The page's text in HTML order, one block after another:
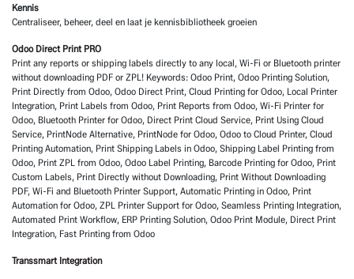
Kennis
Centraliseer, beheer, deel en laat je kennisbibliotheek groeien
Odoo Direct Print PRO
Print any reports or shipping labels directly to any local, Wi-Fi or Bluetooth printer
without downloading PDF or ZPL! Keywords: Odoo Print, Odoo Printing Solution,
Print Directly from Odoo, Odoo Direct Print, Cloud Printing for Odoo, Local Printer
Integration, Print Labels from Odoo, Print Reports from Odoo, Wi-Fi Printer for
Odoo, Bluetooth Printer for Odoo, Direct Print Cloud Service, Print Using Cloud
Service, PrintNode Alternative, PrintNode for Odoo, Odoo to Cloud Printer, Cloud
Printing Automation, Print Shipping Labels in Odoo, Shipping Label Printing from
Odoo, Print ZPL from Odoo, Odoo Label Printing, Barcode Printing for Odoo, Print
Custom Labels, Print Directly without Downloading, Print Without Downloading
PDF, Wi-Fi and Bluetooth Printer Support, Automatic Printing in Odoo, Print
Automation for Odoo, ZPL Printer Support for Odoo, Seamless Printing Integration,
Automated Print Workflow, ERP Printing Solution, Odoo Print Module, Direct Print
Integration, Fast Printing from Odoo
Transsmart Integration